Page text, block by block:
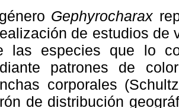
Gephyrocharax
de estudios de
las especies que lo
patrones de
corporales
de distribución